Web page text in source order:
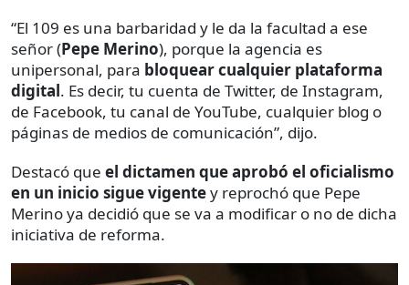
“El 109 es una barbaridad y le da la facultad a ese
señor (Pepe Merino), porque la agencia es
unipersonal, para bloquear cualquier plataforma
digital. Es decir, tu cuenta de Twitter, de Instagram,
de Facebook, tu canal de YouTube, cualquier blog o
páginas de medios de comunicación”, dijo.
Destacó que el dictamen que aprobó el oficialismo
en un inicio sigue vigentey reprochó que Pepe
Merino ya decidió que se va a modificar o no de dicha
iniciativa de reforma.